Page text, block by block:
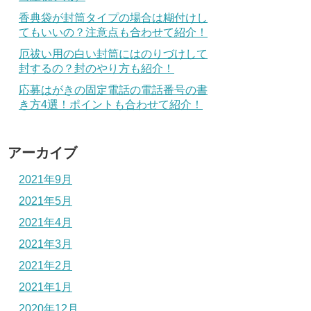
香典袋が封筒タイプの場合は糊付けし
てもいいの？注意点も合わせて紹介！
厄祓い用の白い封筒にはのりづけして
封するの？封のやり方も紹介！
応募はがきの固定電話の電話番号の書
き方4選！ポイントも合わせて紹介！
アーカイブ
2021年9月
2021年5月
2021年4月
2021年3月
2021年2月
2021年1月
2020年12月